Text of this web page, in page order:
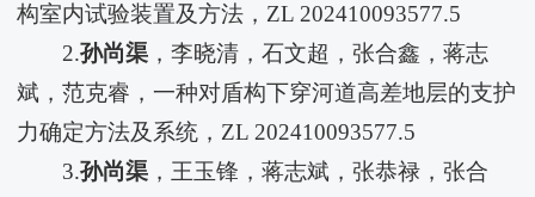
构室内试验装置及方法，ZL 202410093577.5
2.孙尚渠，李晓清，石文超，张合鑫，蒋志
斌，范克睿，一种对盾构下穿河道高差地层的支护
力确定方法及系统，ZL 202410093577.5
3.孙尚渠，王玉锋，蒋志斌，张恭禄，张合